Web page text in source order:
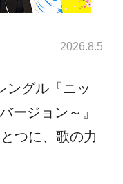
2026.8.5
ングル『ニッ
ージョン～』
つに、歌の力